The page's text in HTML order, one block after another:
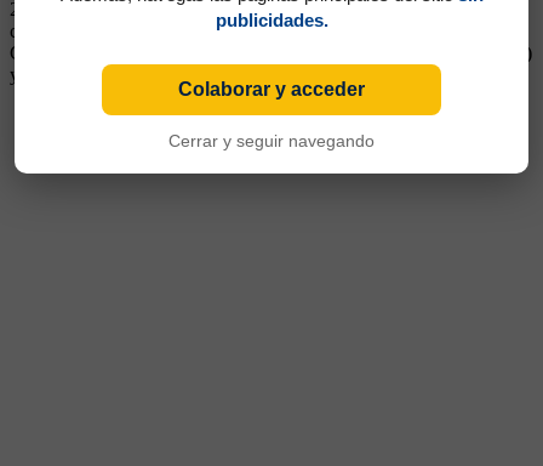
2006 cuando fue transferido Schiavi. Correcto, bien para el
cabezazo, se desempeñó bien las veces que le tocó jugar. Pasó a
Catania, Palermo, Inter, Milan, Sampdoria, Empoli y Livorno (Italia)
y Sint-Truidense (Bélgica)
publicidades.
Colaborar y acceder
Cerrar y seguir navegando